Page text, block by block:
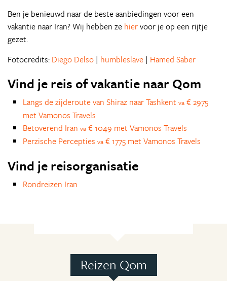
Ben je benieuwd naar de beste aanbiedingen voor een
vakantie naar Iran? Wij hebben ze hiervoor je op een rijtje
gezet.
Fotocredits: Diego Delso | humbleslave | Hamed Saber
Vind je reis of vakantie naar Qom
Langs de zijderoute van Shiraz naar Tashkent va € 2975
met Vamonos Travels
Betoverend Iran va € 1049 met Vamonos Travels
Perzische Percepties va € 1775 met Vamonos Travels
Vind je reisorganisatie
Rondreizen Iran
Reizen Qom